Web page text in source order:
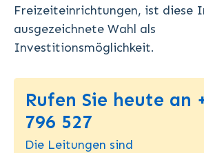
Freizeiteinrichtungen, ist diese
ausgezeichnete Wahl als
Investitionsmöglichkeit.
Rufen Sie heute an
796 527
Die Leitungen sind